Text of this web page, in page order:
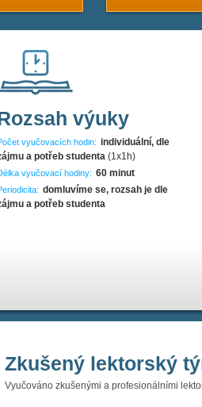
výuky
vyučovacích hodin: individuální, dle
a potřeb studenta (1x1h)
vyučovací hodiny: 60 minut
domluvíme se, rozsah je dle
a potřeb studenta
Zkušený lektorský
Vyučováno zkušenými a profesionálními